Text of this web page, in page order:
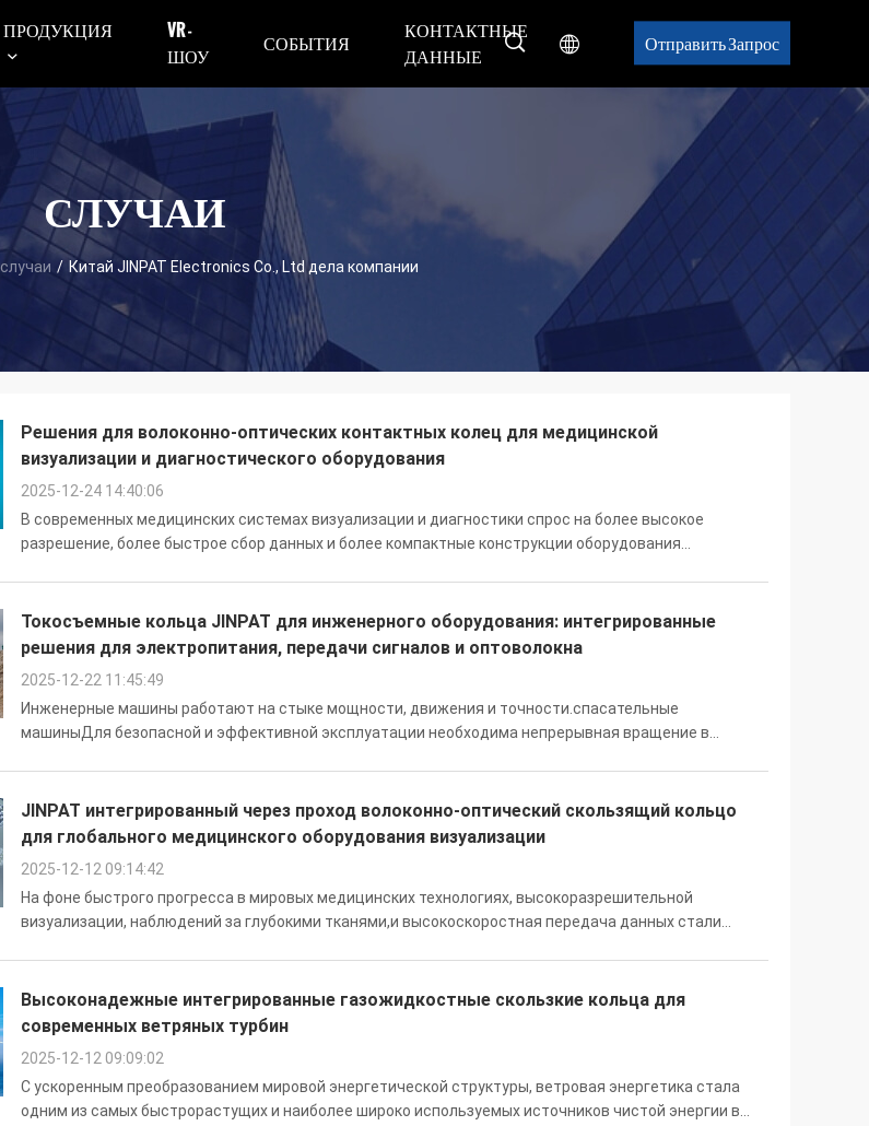
ПРОДУКЦИЯ
VR -
ШОУ
СОБЫТИЯ
КОНТАКТНЫЕ
ДАННЫЕ
Отправить Запрос
СЛУЧАИ
случаи / Китай JINPAT Electronics Co., Ltd дела компании
Решения для волоконно-оптических контактных колец для медицинской
визуализации и диагностического оборудования
2025-12-24 14:40:06
В современных медицинских системах визуализации и диагностики спрос на более высокое
разрешение, более быстрое сбор данных и более компактные конструкции оборудования
Токосъемные кольца JINPAT для инженерного оборудования: интегрированные
решения для электропитания, передачи сигналов и оптоволокна
2025-12-22 11:45:49
Инженерные машины работают на стыке мощности, движения и точности.спасательные
машиныДля безопасной и эффективной эксплуатации необходима непрерывная вращение в
JINPAT интегрированный через проход волоконно-оптический скользящий кольцо
для глобального медицинского оборудования визуализации
2025-12-12 09:14:42
На фоне быстрого прогресса в мировых медицинских технологиях, высокоразрешительной
визуализации, наблюдений за глубокими тканями,и высокоскоростная передача данных стали
Высоконадежные интегрированные газожидкостные скользкие кольца для
современных ветряных турбин
2025-12-12 09:09:02
С ускоренным преобразованием мировой энергетической структуры, ветровая энергетика стала
одним из самых быстрорастущих и наиболее широко используемых источников чистой энергии в